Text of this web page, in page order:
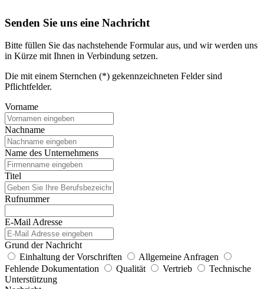
Senden Sie uns eine Nachricht
Bitte füllen Sie das nachstehende Formular aus, und wir werden uns
in Kürze mit Ihnen in Verbindung setzen.
Die mit einem Sternchen (*) gekennzeichneten Felder sind
Pflichtfelder.
Vorname
Nachname
Name des Unternehmens
Titel
Rufnummer
E-Mail Adresse
Grund der Nachricht
Einhaltung der Vorschriften
Allgemeine Anfragen
Fehlende Dokumentation
Qualität Vertrieb
Technische
Unterstützung